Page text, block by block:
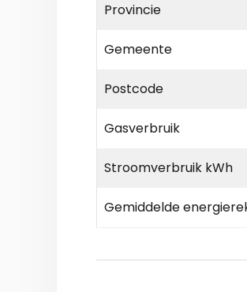
Provincie
Gemeente
Postcode
Gasverbruik
Stroomverbruik kWh
Gemiddelde